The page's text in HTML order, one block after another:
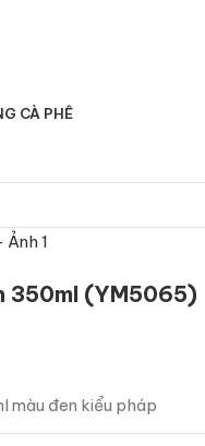
CÀ PHÊ
350ml (YM5065)
màu đen kiểu pháp